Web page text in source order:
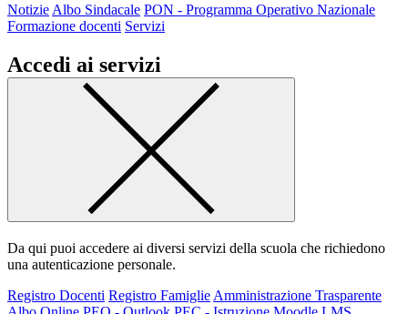
Notizie Albo Sindacale PON - Programma Operativo Nazionale
Formazione docenti Servizi
Accedi ai servizi
Da qui puoi accedere ai diversi servizi della scuola che richiedono
una autenticazione personale.
Registro Docenti Registro Famiglie Amministrazione Trasparente